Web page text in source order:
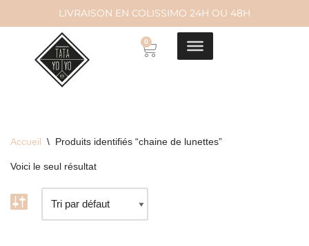
contenu
LIVRAISON EN COLISSIMO 24H OU 48H
0
Accueil \ Produits identifiés “chaine de lunettes”
Voici le seul résultat